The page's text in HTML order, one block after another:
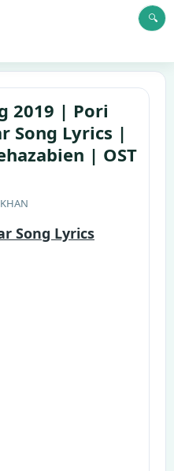
🔍
2019 | Pori
Song Lyrics |
| OST
Song Lyrics